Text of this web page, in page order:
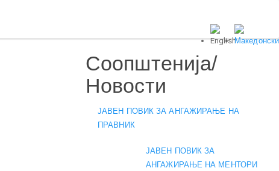
Соопштенија/
Новости
ЈАВЕН ПОВИК ЗА АНГАЖИРАЊЕ НА
ПРАВНИК
ЈАВЕН ПОВИК ЗА
АНГАЖИРАЊЕ НА МЕНТОРИ